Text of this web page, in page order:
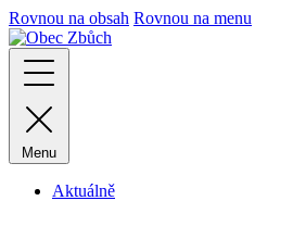
Rovnou na obsah Rovnou na menu
Menu
Aktuálně